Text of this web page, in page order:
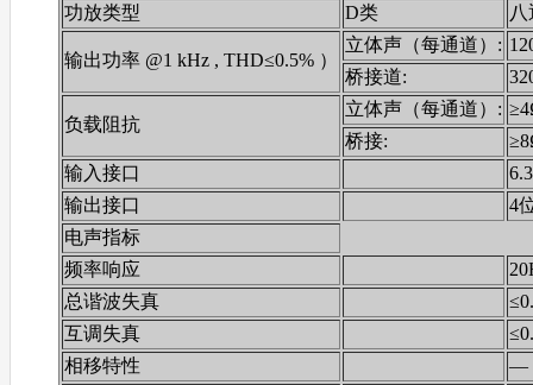
功放类型
D类
输出功率 @1 kHz , THD≤0.5% ）
立体声（每通道）:
桥接道:
负载阻抗
立体声（每通道）:
桥接:
输入接口
输出接口
4
电声指标
频率响应
总谐波失真
互调失真
相移特性
—